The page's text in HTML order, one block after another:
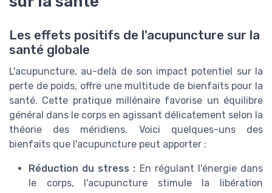
Les effets positifs de l'acupuncture sur la
santé globale
L'acupuncture, au-delà de son impact potentiel sur la
perte de poids, offre une multitude de bienfaits pour la
santé. Cette pratique millénaire favorise un équilibre
général dans le corps en agissant délicatement selon la
théorie des méridiens. Voici quelques-uns des
bienfaits que l'acupuncture peut apporter :
Réduction du stress : En régulant l'énergie dans
le corps, l'acupuncture stimule la libération